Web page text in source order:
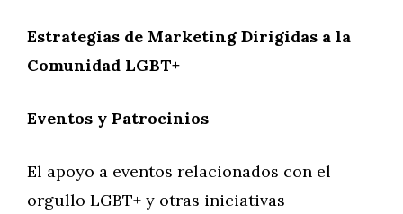
Estrategias de Marketing Dirigidas a la
Comunidad LGBT+
Eventos y Patrocinios
El apoyo a eventos relacionados con el
orgullo LGBT+ y otras iniciativas